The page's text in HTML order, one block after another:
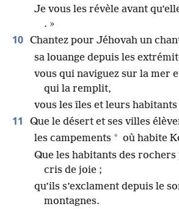
Je vous les révèle avant
. »
10 Chantez pour Jéhovah un
sa louange depuis les
vous qui naviguez sur la mer
qui la remplit,
vous les îles et leurs habitants
11 Que le désert et ses villes
les campements * où habite
Que les habitants des rochers
cris de joie ;
qu’ils s’exclament depuis le
montagnes.